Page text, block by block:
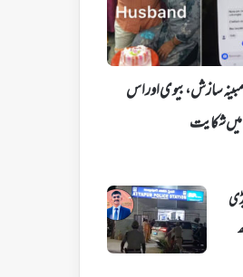
سازش، بیوی اور اس
شکایت